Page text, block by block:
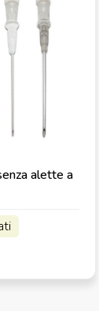
alette a